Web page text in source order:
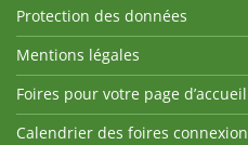
Protection des données
Mentions légales
Foires pour votre page d’accueil
Calendrier des foires connexion